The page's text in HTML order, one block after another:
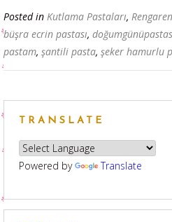
Posted in Kutlama Pastaları,
büşra ecrin pastası,
pastam, şantili pasta, şeker hamurlu
TRANSLATE
Powered by Translate